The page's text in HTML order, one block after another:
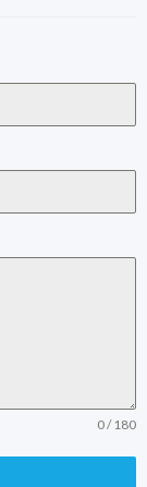
0 / 180